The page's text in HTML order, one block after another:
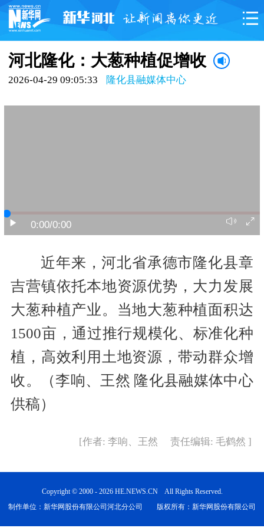
河北隆化：大葱种植促增收
2026-04-29 09:05:33 隆化县融媒体中心
0:00/0:00
近年来，河北省承德市隆化县章
吉营镇依托本地资源优势，大力发展
大葱种植产业。当地大葱种植面积达
1500亩，通过推行规模化、标准化种
植，高效利用土地资源，带动群众增
收。（李响、王然 隆化县融媒体中心
供稿）
[作者: 李响、王然 责任编辑: 毛鹤然 ]
Copyright © 2000 - 2026 HE.NEWS.CN All Rights Reserved.
制作单位：新华网股份有限公司河北分公司 版权所有：新华网股份有限公司